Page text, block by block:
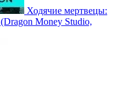
Ходячие мертвецы:
(Dragon Money Studio,